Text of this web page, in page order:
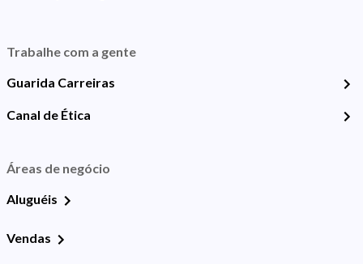
Trabalhe com a gente
Guarida Carreiras
Canal de Ética
Áreas de negócio
Aluguéis
Vendas